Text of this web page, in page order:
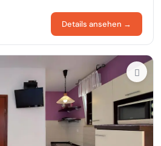
Details ansehen →